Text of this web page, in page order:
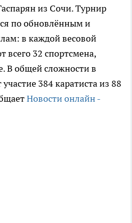
из Сочи. Турнир
по обновлённым и
в каждой весовой
всего 32 спортсмена,
В общей сложности в
384 каратиста из 88
Новости онлайн -